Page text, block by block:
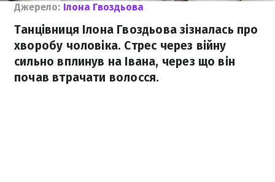
Джерело: Ілона Гвоздьова
Танцівниця Ілона Гвоздьова зізналась про
хворобу чоловіка. Стрес через війну
сильно вплинув на Івана, через що він
почав втрачати волосся.